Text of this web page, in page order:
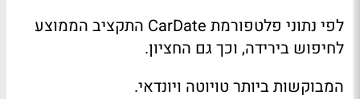
לפי נתוני פלטפורמת CarDate התקציב הממוצע
לחיפוש בירידה, וכך גם החציון.
המבוקשות ביותר טויוטה ויונדאי.